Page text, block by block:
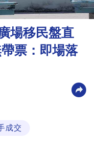
場移民盤直
票：即場落
成交